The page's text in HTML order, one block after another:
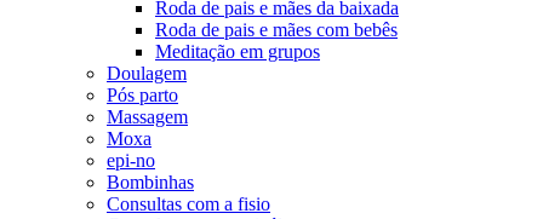
Roda de pais e mães da baixada
Roda de pais e mães com bebês
Meditação em grupos
Doulagem
Pós parto
Massagem
Moxa
epi-no
Bombinhas
Consultas com a fisio